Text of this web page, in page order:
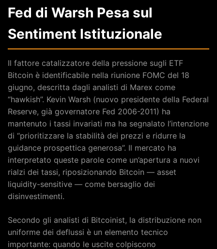
Fed di Warsh Pesa sul
Sentiment Istituzionale
Il fattore catalizzatore della pressione sugli ETF
Bitcoin è identificabile nella riunione FOMC del 18
giugno, descritta dagli analisti di Marex come
“hawkish”. Kevin Warsh (nuovo presidente della Federal
Reserve, già governatore Fed 2006-2011) ha
mantenuto i tassi invariati ma ha segnalato l’intenzione
di “prioritizzare la stabilità dei prezzi e ridurre la
guidance prospettica generosa”. Il mercato ha
interpretato queste parole come un’apertura a nuovi
rialzi dei tassi, riposizionando Bitcoin — asset
liquidity-sensitive — come bersaglio dei
disinvestimenti.
Secondo gli analisti di Bitcoinist, la distribuzione non
uniforme dei deflussi è un elemento tecnico
importante: quando le uscite colpiscono